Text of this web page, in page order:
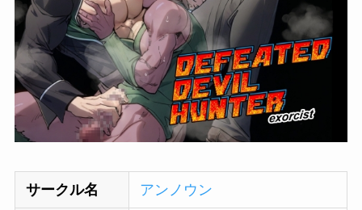
サークル名 アンノウン